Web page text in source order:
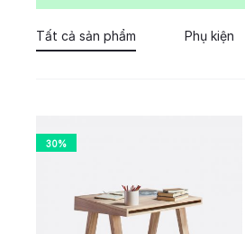
Tất cả sản phẩm Phụ kiện
30%